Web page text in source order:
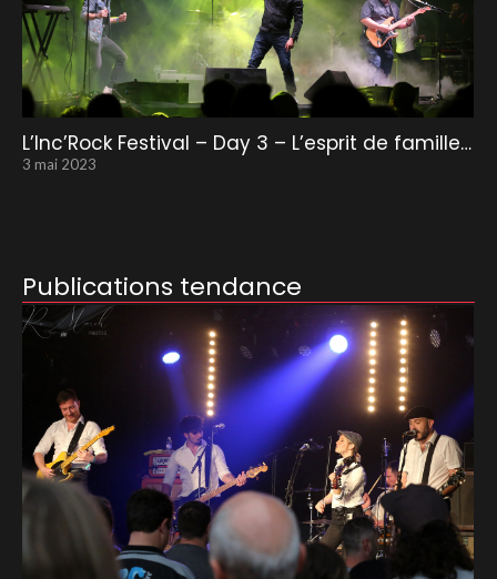
L’Inc’Rock Festival – Day 3 – L’esprit de famille…
3 mai 2023
Publications tendance